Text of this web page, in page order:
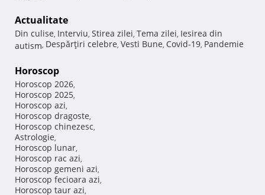
Actualitate
Din culise, Interviu, Stirea zilei, Tema zilei, Iesirea din
autism, Despărţiri celebre, Vesti Bune, Covid-19, Pandemie
Horoscop
Horoscop 2026,
Horoscop 2025,
Horoscop azi,
Horoscop dragoste,
Horoscop chinezesc,
Astrologie,
Horoscop lunar,
Horoscop rac azi,
Horoscop gemeni azi,
Horoscop fecioara azi,
Horoscop taur azi,